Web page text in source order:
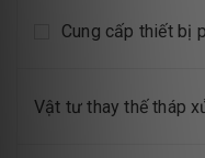
Cung cấp thiết bị
Vật tư thay thế tháp